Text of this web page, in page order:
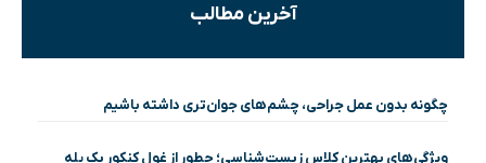
آخرین مطالب
چگونه بدون عمل جراحی، چشم‌های جوان‌تری داشته باشیم
ویژگی‌های بهترین کلاس زیست‌شناسی؛ چطور از غول کنکور یک پله